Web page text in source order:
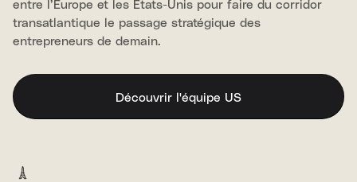
entre l’Europe et les États-Unis pour faire du corridor
transatlantique le passage stratégique des
entrepreneurs de demain.
Découvrir l'équipe US